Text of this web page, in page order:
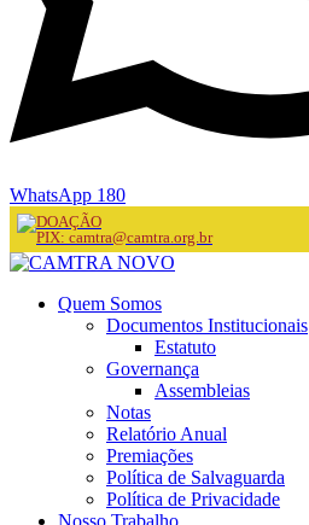
WhatsApp 180
DOAÇÃO
PIX: camtra@camtra.org.br
Quem Somos
Documentos Institucionais
Estatuto
Governança
Assembleias
Notas
Relatório Anual
Premiações
Política de Salvaguarda
Política de Privacidade